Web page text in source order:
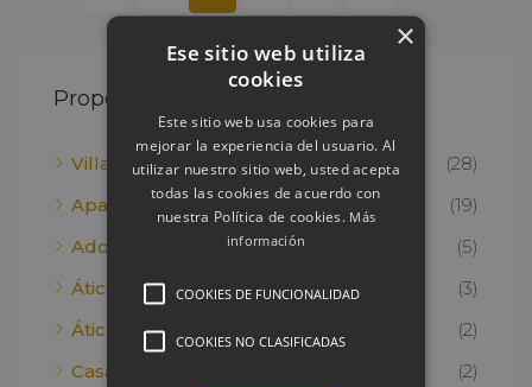
Property Type
Villas
(28)
Apartamento
(19)
Adosado
(5)
Ático
(3)
Ático Dúplex
(2)
Casa
(2)
×
Ese sitio web utiliza
cookies
Este sitio web usa cookies para
mejorar la experiencia del usuario. Al
utilizar nuestro sitio web, usted acepta
todas las cookies de acuerdo con
nuestra Política de cookies. Más
información
COOKIES DE FUNCIONALIDAD
COOKIES NO CLASIFICADAS